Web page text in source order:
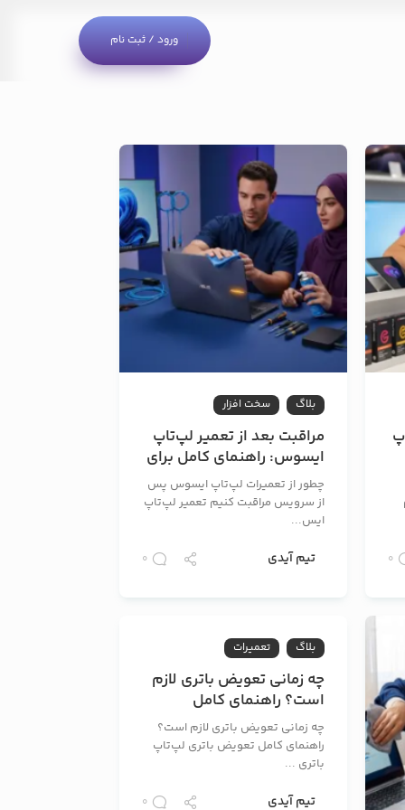
ورود / ثبت نام
0
بلاگ سخت افزار
مراقبت بعد از تعمیر لپ‌تاپ
ایسوس: راهنمای کامل برای
حفظ عملکرد و طول عمر
چطور از تعمیرات لپ‌تاپ ایسوس پس
از سرویس مراقبت کنیم تعمیر لپ‌تاپ
ایس...
تیم آیدی 0
بلاگ تعمیرات
چه زمانی تعویض باتری لازم
است؟ راهنمای کامل
تعویض باتری لپ‌تاپ
چه زمانی تعویض باتری لازم است؟
راهنمای کامل تعویض باتری لپ‌تاپ
باتری ...
تیم آیدی 0